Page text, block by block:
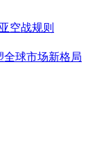
空战规则
全球市场新格局